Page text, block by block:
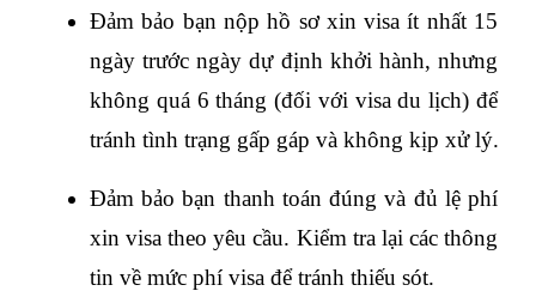
Đảm bảo bạn nộp hồ sơ xin visa ít nhất 15
ngày trước ngày dự định khởi hành, nhưng
không quá 6 tháng (đối với visa du lịch) để
tránh tình trạng gấp gáp và không kịp xử lý.
Đảm bảo bạn thanh toán đúng và đủ lệ phí
xin visa theo yêu cầu. Kiểm tra lại các thông
tin về mức phí visa để tránh thiếu sót.